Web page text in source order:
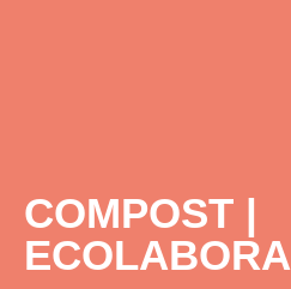
COMPOST |
ECOLABORA